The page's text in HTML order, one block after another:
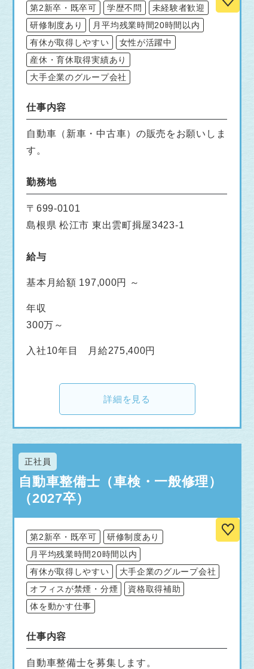
第2新卒・既卒可 学歴不問
未経験者歓迎
研修制度あり
月平均残業時間20時間以内
有休が取得しやすい
女性が活躍中
産休・育休取得実績あり
大手企業のグループ会社
仕事内容
自動車（新車・中古車）の販売をお願いしま
す。
勤務地
〒699-0101
島根県 松江市 東出雲町揖屋3423-1
給与
基本月給額 197,000円 ～
年収
300万～
入社10年目 月給275,400円
詳細を見る
正社員
自動車整備士（車検・一般修理）
（2027卒）
第2新卒・既卒可
研修制度あり
月平均残業時間20時間以内
有休が取得しやすい
大手企業のグループ会社
オフィスが禁煙・分煙
資格取得補助
体を動かす仕事
仕事内容
自動車整備士を募集します。